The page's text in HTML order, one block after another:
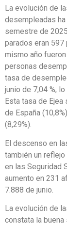
La evolución de
desempleadas
semestre de
parados eran 597
mismo año
personas
tasa de
junio de 7,04 %,
Esta tasa de
de España
(8,29%).
El descenso en
también un
en las Seguridad
aumento en 231
7.888 de junio.
La evolución de
constata la